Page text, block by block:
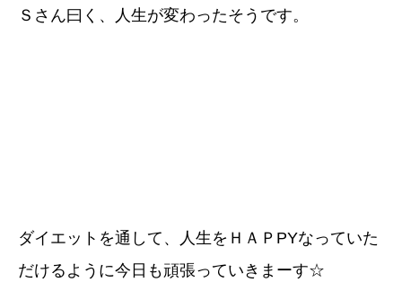
Ｓさん曰く、人生が変わったそうです。
ダイエットを通して、人生をＨＡＰPYなっていた
だけるように今日も頑張っていきまーす☆